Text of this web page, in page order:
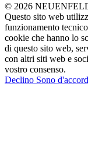
© 2026
Questo sito web
funzionamento
cookie che hanno lo
di questo sito web,
con altri siti web e
vostro consenso.
Declino Sono